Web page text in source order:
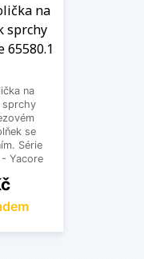
na
sprchy
65580.1
na
sprchy
se
Série
Yacore